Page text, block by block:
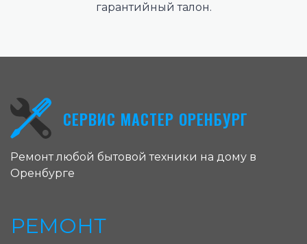
гарантийный талон.
СЕРВИС МАСТЕР ОРЕНБУРГ
Ремонт любой бытовой техники на дому в
Оренбурге
РЕМОНТ